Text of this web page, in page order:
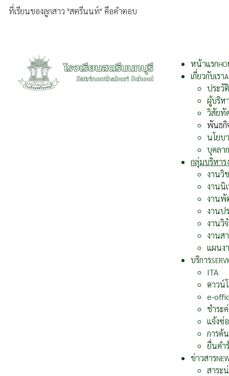
ที่เรียนของลูกสาว "สตรีนนท์" คือคำตอบ
หน้าแรก
เกี่ยวกับเรา
ประวั
ผู้บริห
วิสัยทั
พันธกิ
นโยบ
บุคลา
กลุ่มบริหาร
งานวิ
งานนิ
งานพั
งานป
งานวิ
งานส
แผนง
บริการ
ITA
ดาวน์
e-
ชำระ
แจ้งซ่
การค้
ยื่นคำ
ข่าวสาร
สาระ